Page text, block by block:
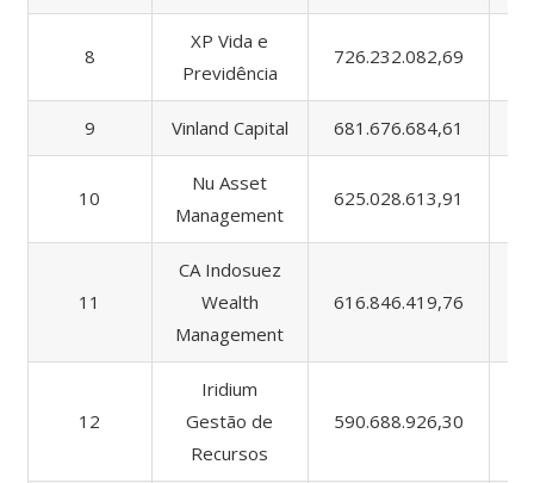
8
XP Vida e
Previdência
726.232.082,69
9 Vinland Capital 681.676.684,61
10
Nu Asset
Management
625.028.613,91
11
CA Indosuez
Wealth
Management
616.846.419,76
12
Iridium
Gestão de
Recursos
590.688.926,30